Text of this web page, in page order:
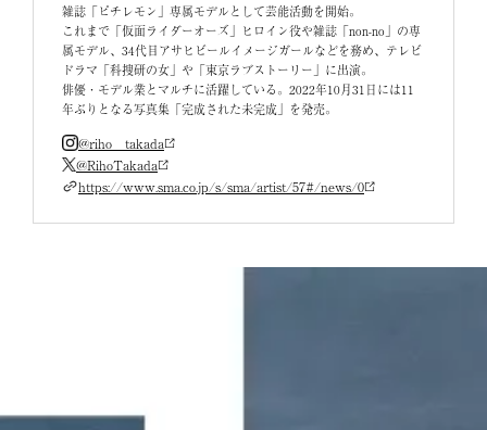
雑誌「ピチレモン」専属モデルとして芸能活動を開始。
これまで「仮面ライダーオーズ」ヒロイン役や雑誌「non-no」の専
属モデル、34代目アサヒビールイメージガールなどを務め、テレビ
ドラマ「科捜研の女」や「東京ラブストーリー」に出演。
俳優・モデル業とマルチに活躍している。2022年10月31日には11
年ぶりとなる写真集「完成された未完成」を発売。
@riho__takada
@RihoTakada
https://www.sma.co.jp/s/sma/artist/57#/news/0